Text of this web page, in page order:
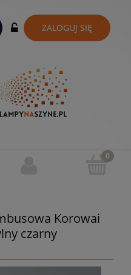
ZALOGUJ SIĘ
Korowai
czarny